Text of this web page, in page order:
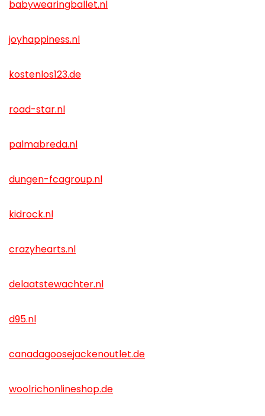
babywearingballet.nl
joyhappiness.nl
kostenlos123.de
road-star.nl
palmabreda.nl
dungen-fcagroup.nl
kidrock.nl
crazyhearts.nl
delaatstewachter.nl
d95.nl
canadagoosejackenoutlet.de
woolrichonlineshop.de